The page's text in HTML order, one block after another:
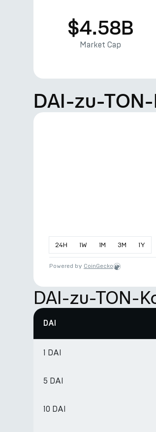
$4.58B
Market Cap
DAI-zu-
24H 1W 1M 3M 1Y
Powered by CoinGecko
DAI-zu-TON-
DAI
1 DAI
5 DAI
10 DAI